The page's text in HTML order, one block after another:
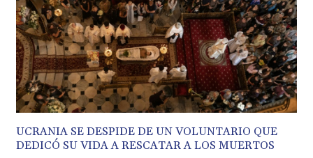
DJF 205.267449
DKK 7.477932
DOP 67.289164
DZD 152.967099
EGP 57.293288
ERN 17.342035
ETB 186.049588
FKP 0.8566
GBP 0.858527
UCRANIA SE DESPIDE DE UN VOLUNTARIO QUE
DEDICÓ SU VIDA A RESCATAR A LOS MUERTOS